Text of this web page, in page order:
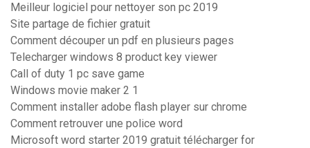
Meilleur logiciel pour nettoyer son pc 2019
Site partage de fichier gratuit
Comment découper un pdf en plusieurs pages
Telecharger windows 8 product key viewer
Call of duty 1 pc save game
Windows movie maker 2 1
Comment installer adobe flash player sur chrome
Comment retrouver une police word
Microsoft word starter 2019 gratuit télécharger for